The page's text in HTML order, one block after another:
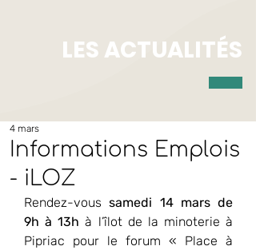
LES ACTUALITÉS
Informations Emplois
- iLOZ
4 mars
Rendez-vous samedi 14 mars de
9h à 13h à l’îlot de la minoterie à
Pipriac pour le forum « Place à